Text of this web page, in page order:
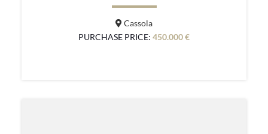
Cassola
PURCHASE PRICE: 450.000 €